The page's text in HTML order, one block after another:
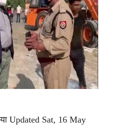
Updated Sat, 16 May